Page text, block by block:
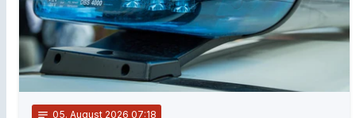
notes 05. August 2026 07:18